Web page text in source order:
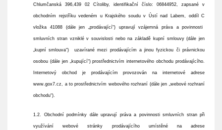
Chlumčanská 396,439 02 Cítoliby, identifikační číslo:06844952, zapsané v
obchodním rejstříku vedeném u Krajského soudu v Ústí nad Labem, oddílC
vložka 41088(dále jen „prodávající“) upravují vzájemná práva a povinnosti
smluvních stran vzniklé v souvislosti nebo na základě kupní smlouvy (dále jen
„kupní smlouva“) uzavírané mezi prodávajícím a jinou fyzickou či právnickou
osobou (dále jen „kupující“) prostřednictvím internetového obchodu prodávajícího.
Internetový obchod je prodávajícím provozován na internetové adrese
www.gox7.cz, a to prostřednictvím webového rozhraní (dále jen „webové rozhraní
obchodu“).
1.2. Obchodní podmínky dále upravují práva a povinnosti smluvních stran při
využívání webové stránky prodávajícího umístěné na adrese